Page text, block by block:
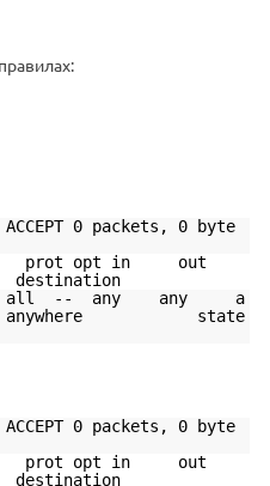
0 packets, 0 byte
prot opt in out
all -- any any a
state
0 packets, 0 byte
prot opt in out